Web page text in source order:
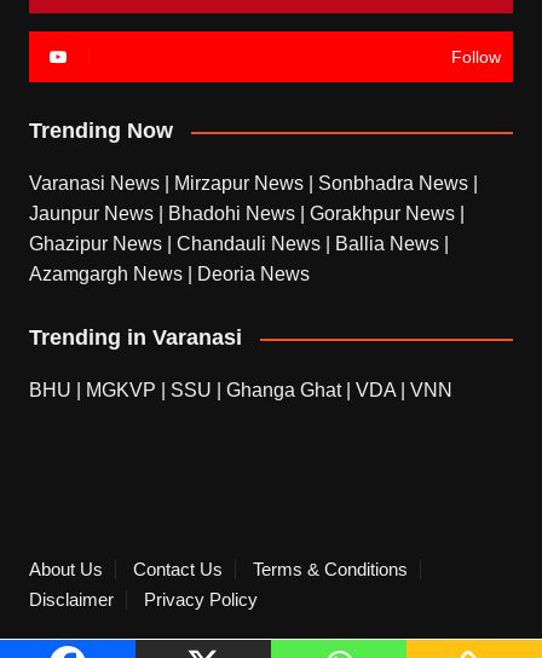
Follow
Trending Now
Varanasi News Mirzapur News Sonbhadra News
Jaunpur News
Bhadohi News Gorakhpur News
Ghazipur News
Chandauli News Ballia News
Azamgargh News
Deoria News
Trending in Varanasi
BHU MGKVP SSU Ghanga Ghat| VDA VNN
About Us Contact Us
Terms & Conditions
Disclaimer
Privacy Policy